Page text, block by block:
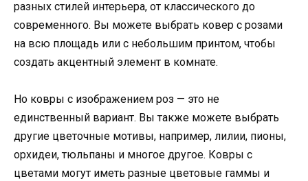
разных стилей интерьера, от классического до
современного. Вы можете выбрать ковер с розами
на всю площадь или с небольшим принтом, чтобы
создать акцентный элемент в комнате.
Но ковры с изображением роз — это не
единственный вариант. Вы также можете выбрать
другие цветочные мотивы, например, лилии, пионы,
орхидеи, тюльпаны и многое другое. Ковры с
цветами могут иметь разные цветовые гаммы и